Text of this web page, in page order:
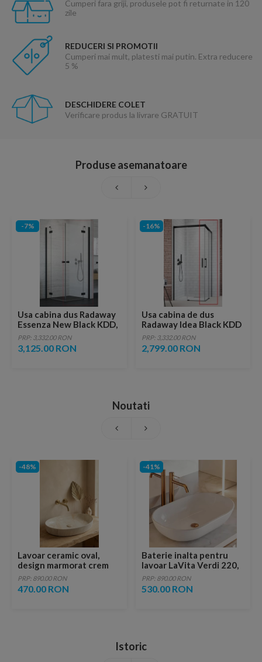
Cumperi fara griji, produsele pot fi returnate in 120
zile
REDUCERI SI PROMOTII
Cumperi mai mult, platesti mai putin. Extra reducere
5 %
DESCHIDERE COLET
Verificare produs la livrare GRATUIT
Produse asemanatoare
-7%
Usa cabina dus Radaway
Essenza New Black KDD,
80 x H200 cm profil
negru mat, dreapta
PRP: 3,332.00 RON
3,125.00 RON
-16%
Usa cabina de dus
Radaway Idea Black KDD
dreapta 110 x H200.5 cm
profil negru mat
PRP: 3,332.00 RON
2,799.00 RON
Noutati
-48%
Lavoar ceramic oval,
design marmorat crem
lucios cu vene aurii,
ventil inclus
PRP: 890.00 RON
470.00 RON
-41%
Baterie inalta pentru
lavoar LaVita Verdi 220,
fara ventil, brushed
copper
PRP: 890.00 RON
530.00 RON
Istoric